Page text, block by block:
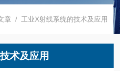
章 / 工业X射线系统的技术及应用
术及应用